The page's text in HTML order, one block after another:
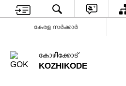
കേരള സർക്കാർ
കോഴിക്കോട്
KOZHIKODE